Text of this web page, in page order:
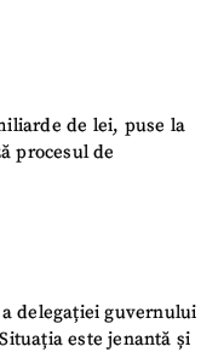
de lei, puse la
procesul de
delegației guvernului
este jenantă și